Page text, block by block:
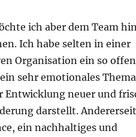
ich aber dem Team
Ich habe selten in einer
Organisation ein so
sehr emotionales
Entwicklung neuer und
darstellt.
ein nachhaltiges und